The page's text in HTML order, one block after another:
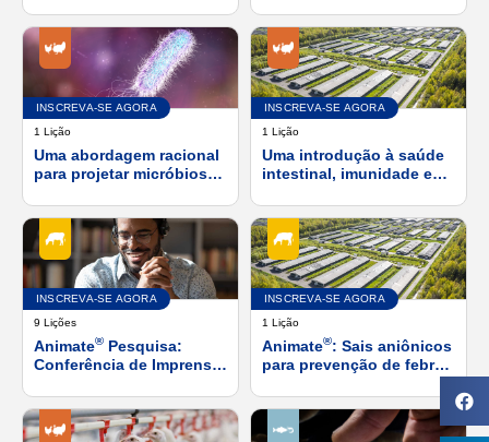
INSCREVA-SE AGORA
1 Lição
Uma abordagem racional
para projetar micróbios
próxima geração
INSCREVA-SE AGORA
1 Lição
Uma introdução à saúde
intestinal, imunidade e
INSCREVA-SE AGORA
9 Lições
Animate® Pesquisa:
Conferência de Imprensa
Science Association
(ADSA) 2019
INSCREVA-SE AGORA
1 Lição
Animate®: Sais aniônicos
para prevenção de febre
subclínica em vacas pós-
parto